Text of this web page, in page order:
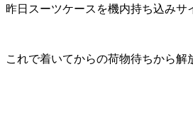
昨日スーツケースを機内持ち込みサ
これで着いてからの荷物待ちから解